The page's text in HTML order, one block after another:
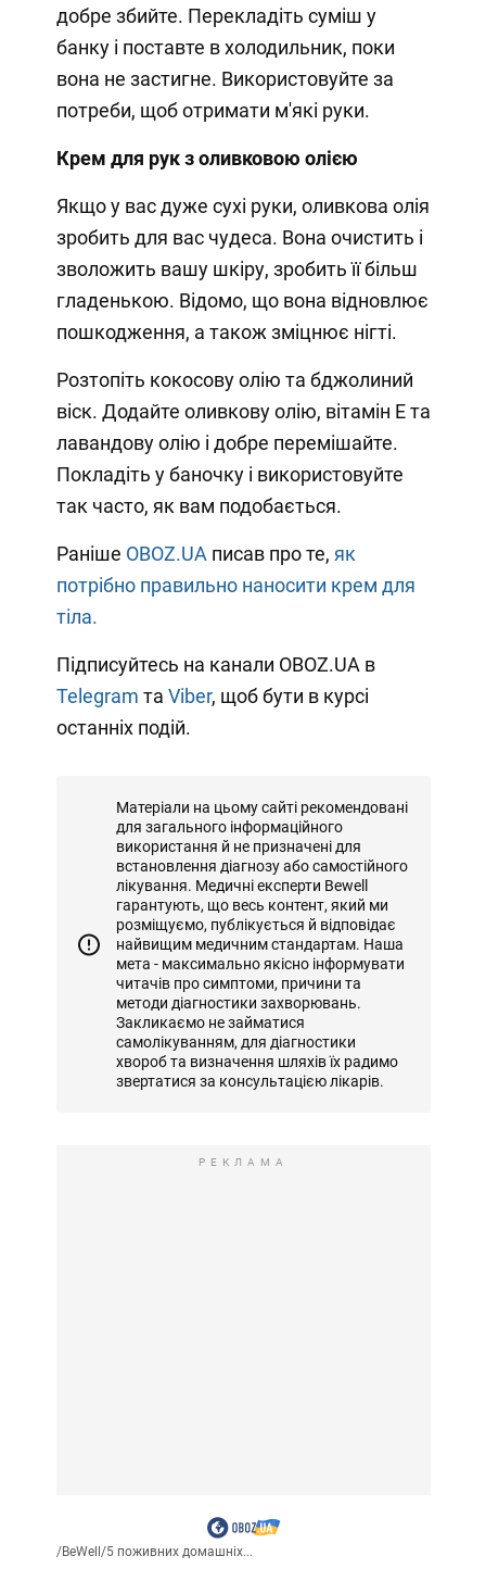
добре збийте. Перекладіть суміш у
банку і поставте в холодильник, поки
вона не застигне. Використовуйте за
потреби, щоб отримати м'які руки.
Крем для рук з оливковою олією
Якщо у вас дуже сухі руки, оливкова олія
зробить для вас чудеса. Вона очистить і
зволожить вашу шкіру, зробить її більш
гладенькою. Відомо, що вона відновлює
пошкодження, а також зміцнює нігті.
Розтопіть кокосову олію та бджолиний
віск. Додайте оливкову олію, вітамін Е та
лавандову олію і добре перемішайте.
Покладіть у баночку і використовуйте
так часто, як вам подобається.
Раніше OBOZ.UA писав про те, як
потрібно правильно наносити крем для
тіла.
Підписуйтесь на канали OBOZ.UA в
Telegram та Viber, щоб бути в курсі
останніх подій.
Матеріали на цьому сайті рекомендовані
для загального інформаційного
використання й не призначені для
встановлення діагнозу або самостійного
лікування. Медичні експерти Bewell
гарантують, що весь контент, який ми
розміщуємо, публікується й відповідає
найвищим медичним стандартам. Наша
мета - максимально якісно інформувати
читачів про симптоми, причини та
методи діагностики захворювань.
Закликаємо не займатися
самолікуванням, для діагностики
хвороб та визначення шляхів їх радимо
звертатися за консультацією лікарів.
РЕКЛАМА
/BeWell /5 поживних домашніх...